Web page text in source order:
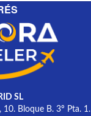
SL
10. Bloque B. 3º Pta. 1.